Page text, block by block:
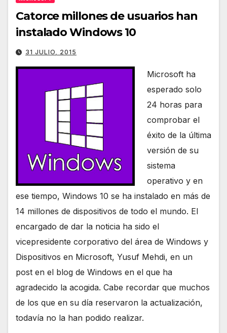
Catorce millones de usuarios han
instalado Windows 10
31 JULIO, 2015
Microsoft ha
esperado solo
24 horas para
comprobar el
éxito de la última
versión de su
sistema
operativo y en
ese tiempo, Windows 10 se ha instalado en más de
14 millones de dispositivos de todo el mundo. El
encargado de dar la noticia ha sido el
vicepresidente corporativo del área de Windows y
Dispositivos en Microsoft, Yusuf Mehdi, en un
post en el blog de Windows en el que ha
agradecido la acogida. Cabe recordar que muchos
de los que en su día reservaron la actualización,
todavía no la han podido realizar.